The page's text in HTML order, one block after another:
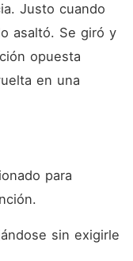
Justo cuando
asaltó. Se giró y
opuesta
en una
para
sin exigirle